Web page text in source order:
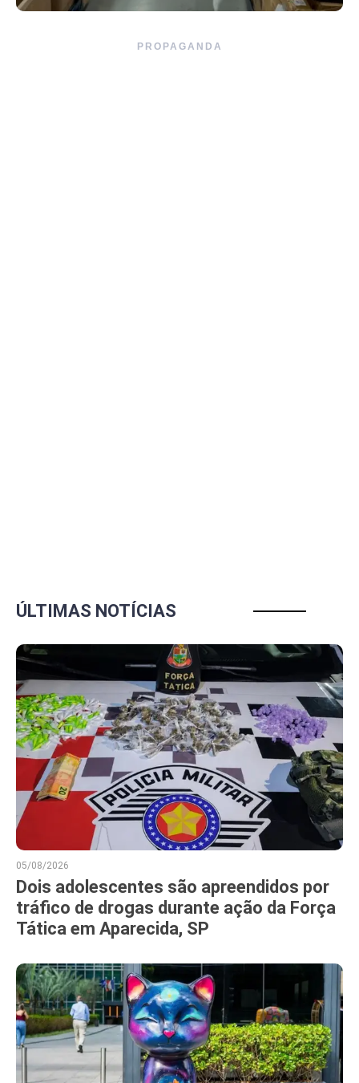
PROPAGANDA
ÚLTIMAS NOTÍCIAS
05/08/2026
Dois adolescentes são apreendidos por
tráfico de drogas durante ação da Força
Tática em Aparecida, SP